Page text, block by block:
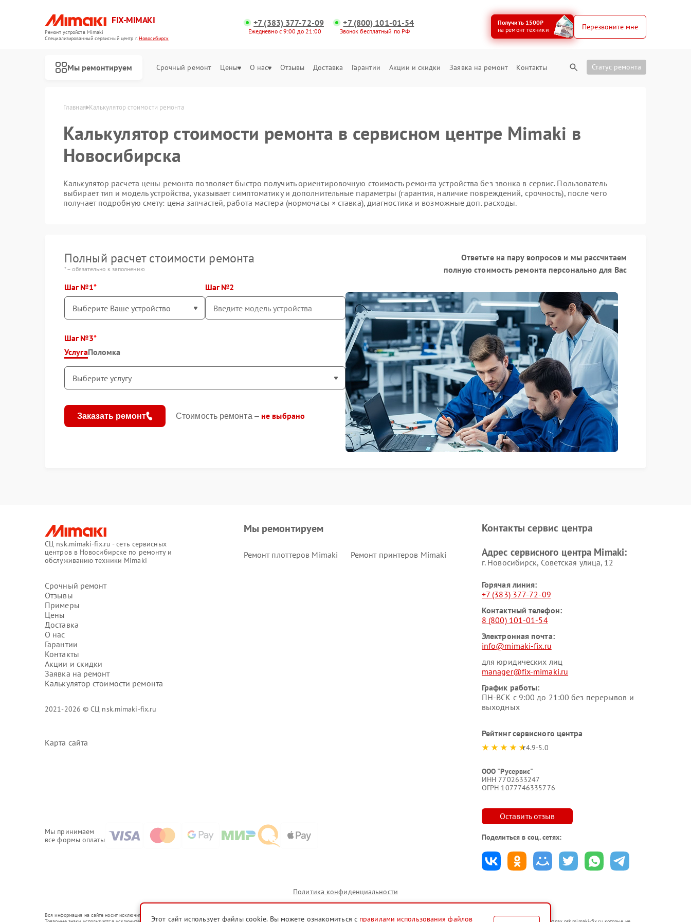
FIX-MIMAKI
Ремонт устройств Mimaki
Специализированный cервисный центр г.Новосибирск
+7 (383) 377-72-09
Ежедневно с 9:00 до 21:00
+7 (800) 101-01-54
Звонок бесплатный по РФ
Получить 1500₽
на ремонт техники
Перезвоните мне
Мы ремонтируем Срочный ремонт Цены О нас Отзывы Доставка Гарантии Акции и скидки Заявка на ремонт Контакты Статус ремонта
Главная Калькулятор стоимости ремонта
Калькулятор стоимости ремонта в сервисном центре Mimaki в
Новосибирска
Калькулятор расчета цены ремонта позволяет быстро получить ориентировочную стоимость ремонта устройства без звонка в сервис. Пользователь
выбирает тип и модель устройства, указывает симптоматику и дополнительные параметры (гарантия, наличие повреждений, срочность), после чего
получает подробную смету: цена запчастей, работа мастера (нормочасы × ставка), диагностика и возможные доп. расходы.
Полный расчет стоимости ремонта
* – обязательно к заполнению
Шаг №1 Шаг №2
Шаг №3
УслугаПоломка
Заказать ремонт Стоимость ремонта – не выбрано
Ответьте на пару вопросов и мы рассчитаем
полную стоимость ремонта персонально для Вас
СЦ nsk.mimaki-fix.ru - сеть сервисных
центров в Новосибирске по ремонту и
обслуживанию техники Mimaki
Срочный ремонт
Отзывы
Примеры
Цены
Доставка
О нас
Гарантии
Контакты
Акции и скидки
Заявка на ремонт
Калькулятор стоимости ремонта
2021-2026 © СЦ nsk.mimaki-fix.ru
Карта сайта
Мы принимаем
все формы оплаты
Мы ремонтируем
Ремонт плоттеров Mimaki Ремонт принтеров Mimaki
Контакты сервис центра
Адрес сервисного центра Mimaki:
г. Новосибирск, Советская улица, 12
Горячая линия:
+7 (383) 377-72-09
Контактный телефон:
8 (800) 101-01-54
Электронная почта:
info@mimaki-fix.ru
для юридических лиц
manager@fix-mimaki.ru
График работы:
ПН-ВСК с 9:00 до 21:00 без перерывов и
выходных
Рейтинг сервисного центра
4.9-5.0
ООО "Русервис"
ИНН 7702633247
ОГРН 1077746335776
Оставить отзыв
Поделиться в соц. сетях:
Политика конфиденциальности
Вся информация на сайте носит исключительно справочный характер.Этот сайт использует файлы cookie. Вы можете ознакомиться с правилами использования файлов